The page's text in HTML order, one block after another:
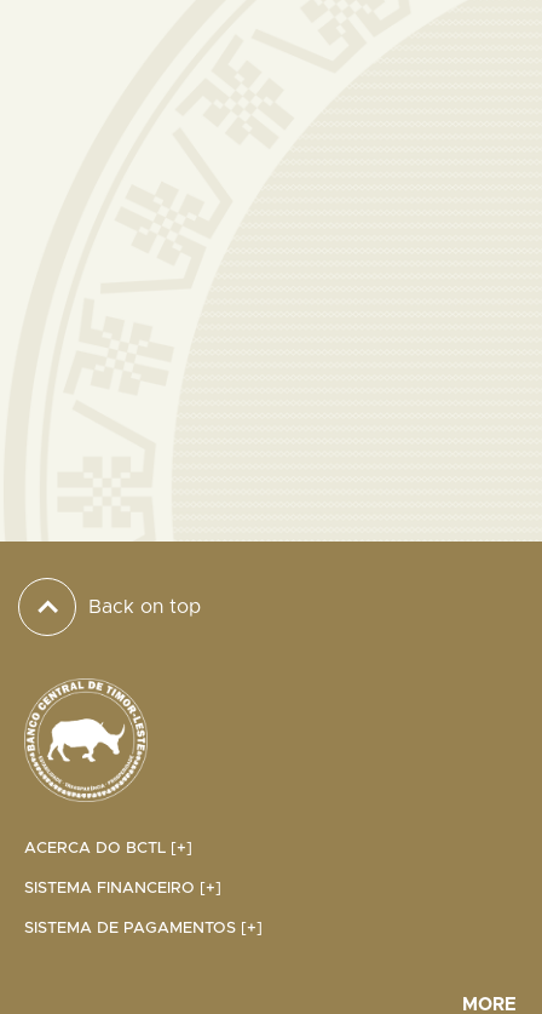
Back on top
ACERCA DO BCTL [+]
SISTEMA FINANCEIRO [+]
SISTEMA DE PAGAMENTOS [+]
MORE